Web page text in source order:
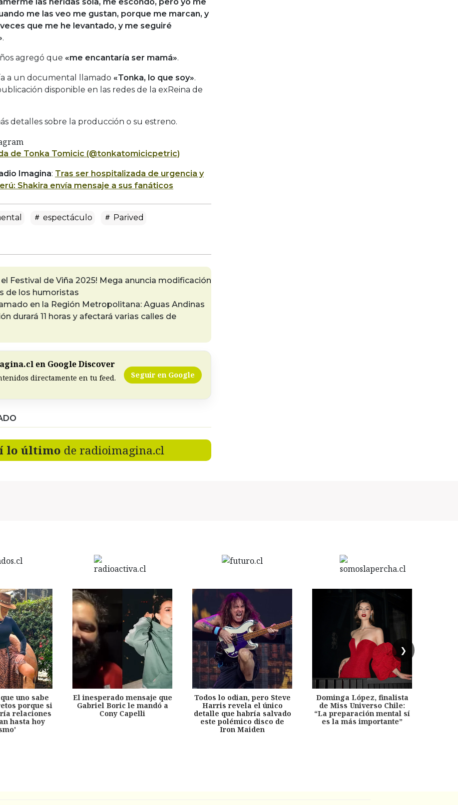
me las veo me gustan, porque me marcan, y
que me he levantado, y me seguiré
.
agregó que «me encantaría ser mamá».
a un documental llamado «Tonka, lo que soy».
disponible en las redes de la exReina de
detalles sobre la producción o su estreno.
de Tonka Tomicic (@tonkatomicicpetric)
Imagina: Tras ser hospitalizada de urgencia y
Shakira envía mensaje a sus fanáticos
espectáculo Parived
Festival de Viña 2025! Mega anuncia modificación
de los humoristas
en la Región Metropolitana: Aguas Andinas
durará 11 horas y afectará varias calles de
en Google Discover
directamente en tu feed. Seguir en Google
lo último de radioimagina.cl
❯
uno sabe
porque si
relaciones
hasta hoy
El inesperado mensaje que
Gabriel Boric le mandó a
Cony Capelli
Todos lo odian, pero Steve
Harris revela el único
detalle que habría salvado
este polémico disco de
Iron Maiden
Dominga López, finalista
de Miss Universo Chile:
“La preparación mental sí
es la más importante”